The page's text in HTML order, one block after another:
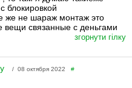
блокировкой
же не шараж монтаж это
вещи связанные с деньгами
згорнути гілку
/ 08 октября 2022#